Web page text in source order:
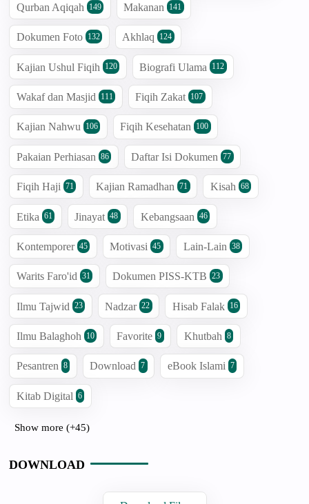
Qurban Aqiqah 149 Makanan 141
Dokumen Foto 132 Akhlaq 124
Kajian Ushul Fiqih 120 Biografi Ulama 112
Wakaf dan Masjid 111 Fiqih Zakat 107
Kajian Nahwu 106 Fiqih Kesehatan 100
Pakaian Perhiasan 86 Daftar Isi Dokumen 77
Fiqih Haji 71 Kajian Ramadhan 71 Kisah 68
Etika 61 Jinayat 48 Kebangsaan 46
Kontemporer 45 Motivasi 45 Lain-Lain 38
Warits Faro'id 31 Dokumen PISS-KTB 23
Ilmu Tajwid 23 Nadzar 22 Hisab Falak 16
Ilmu Balaghoh 10 Favorite 9 Khutbah 8
Pesantren 8 Download 7 eBook Islami 7
Kitab Digital 6
Show more (+45)
DOWNLOAD